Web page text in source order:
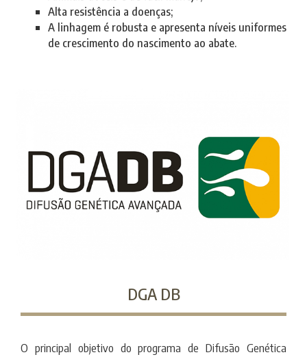
Alta resistência a doenças;
A linhagem é robusta e apresenta níveis uniformes
de crescimento do nascimento ao abate.
DGA DB
O principal objetivo do programa de Difusão Genética